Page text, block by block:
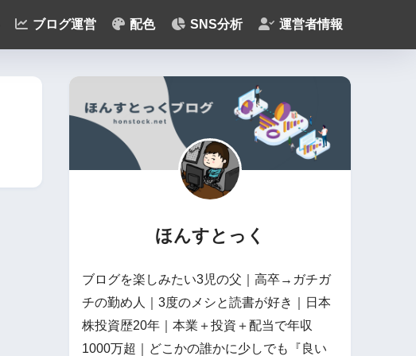
ブログ運営 配色 SNS分析 運営者情報
ほんすとっく
ブログを楽しみたい3児の父｜高卒→ガチガ
チの勤め人｜3度のメシと読書が好き｜日本
株投資歴20年｜本業＋投資＋配当で年収
1000万超｜どこかの誰かに少しでも『良い